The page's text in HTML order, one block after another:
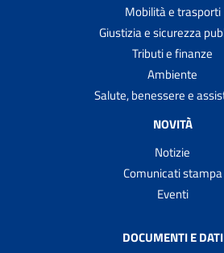
Mobilità e trasporti
Giustizia e sicurezza
Tributi e finanze
Ambiente
Salute, benessere e
NOVITÀ
Notizie
Comunicati stampa
Eventi
DOCUMENTI E DATI